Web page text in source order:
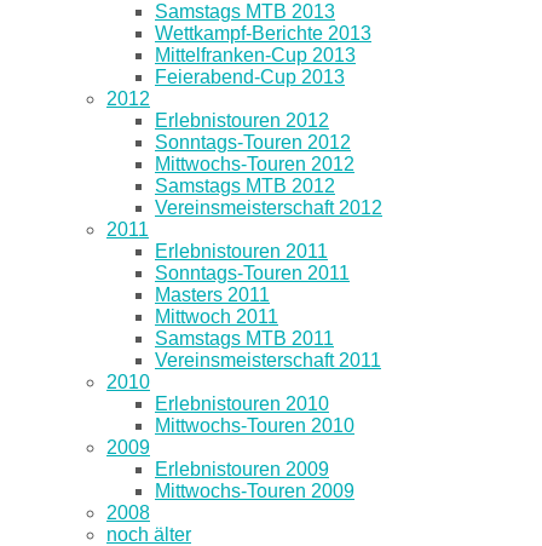
Samstags MTB 2013
Wettkampf-Berichte 2013
Mittelfranken-Cup 2013
Feierabend-Cup 2013
2012
Erlebnistouren 2012
Sonntags-Touren 2012
Mittwochs-Touren 2012
Samstags MTB 2012
Vereinsmeisterschaft 2012
2011
Erlebnistouren 2011
Sonntags-Touren 2011
Masters 2011
Mittwoch 2011
Samstags MTB 2011
Vereinsmeisterschaft 2011
2010
Erlebnistouren 2010
Mittwochs-Touren 2010
2009
Erlebnistouren 2009
Mittwochs-Touren 2009
2008
noch älter